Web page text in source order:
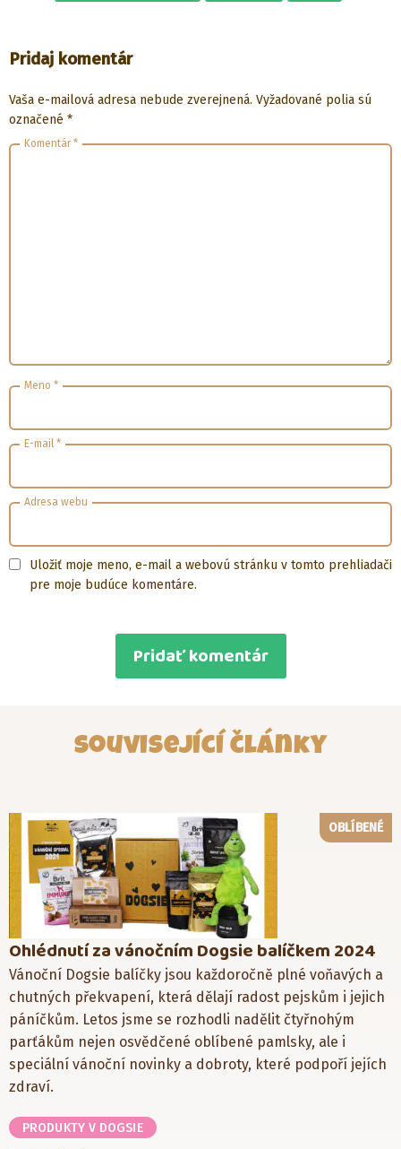
Pridaj komentár
Vaša e-mailová adresa nebude zverejnená. Vyžadované polia sú
označené *
Komentár*
Meno *
E-mail *
Adresa webu
Uložiť moje meno, e-mail a webovú stránku v tomto prehliadači
pre moje budúce komentáre.
Související články
OBLÍBENÉ
Ohlédnutí za vánočním Dogsie balíčkem 2024
Vánoční Dogsie balíčky jsou každoročně plné voňavých a
chutných překvapení, která dělají radost pejskům i jejich
páníčkům. Letos jsme se rozhodli nadělit čtyřnohým
parťákům nejen osvědčené oblíbené pamlsky, ale i
speciální vánoční novinky a dobroty, které podpoří jejích
zdraví.
PRODUKTY V DOGSIE